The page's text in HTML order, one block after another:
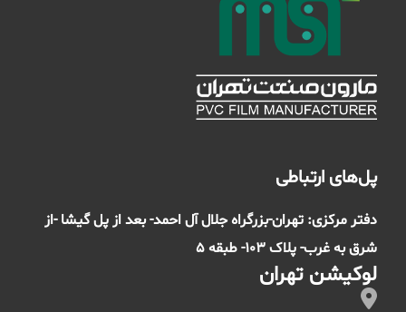
پل‌های ارتباطی
دفتر مرکزی: تهران-بزرگراه جلال آل احمد- بعد از پل گیشا -از
شرق به غرب- پلاک 103- طبقه 5
لوکیشن تهران